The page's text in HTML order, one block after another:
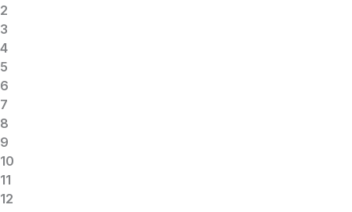
2
3
4
5
6
7
8
9
10
11
12